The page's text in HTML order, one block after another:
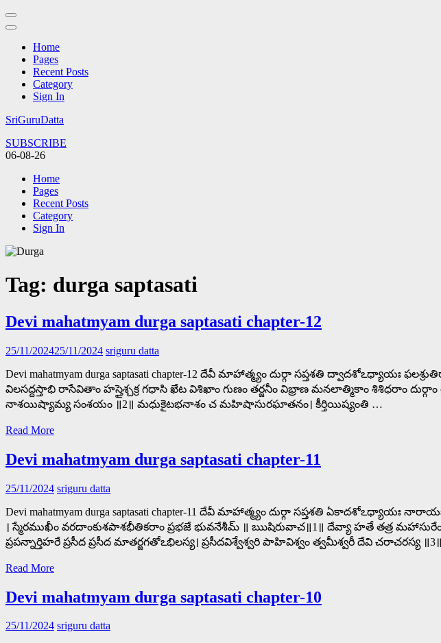
Home
Pages
Recent Posts
Category
Sign In
Skip
content
(Press
SriGuruDatta
SUBSCRIBE
06-08-26
Home
Pages
Recent Posts
Category
Sign In
Tag: durga saptasati
Devi mahatmyam durga saptasati chapter-12
25/11/202425/11/2024 sriguru datta
Devi mahatmyam durga saptasati chapter-12 దేవీ మాహాత్మ్యం దుర్గా సప్తశతి
విలసద్దస్తాభి రాసేవితాం హస్తైశ్చక్ర గధాసి ఖేట విశిఖాం గుణం తర్జనీం విభ్రాణ మనలాత్మికాం శిశిధరాం
నాశయిష్యామ్య సంశయం ॥2॥ మధుకైటభనాశం చ మహిషాసురఘాతనం। కీర్తియిష్యంతి …
Read More
Devi mahatmyam durga saptasati chapter-11
25/11/2024 sriguru datta
Devi mahatmyam durga saptasati chapter-11 దేవీ మాహాత్మ్యం దుర్గా సప్తశతి
। స్మేరముఖీం వరదాంకుశపాశభీతికరాం ప్రభజే భువనేశీమ్ ॥ ఋషిరువాచ॥1॥ దేవ్యా హతే తత్ర
ప్రపన్నార్తిహరే ప్రసీద ప్రసీద మాతర్జగతోఽభిలస్య। ప్రసీదవిశ్వేశ్వరి పాహివిశ్వం త్వమీశ్వరీ దేవి
Read More
Devi mahatmyam durga saptasati chapter-10
25/11/2024 sriguru datta